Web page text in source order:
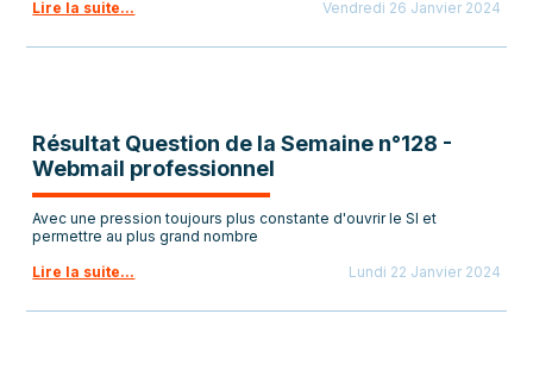
Lire la suite... Vendredi 26 Janvier 2024
Résultat Question de la Semaine n°128 -
Webmail professionnel
Avec une pression toujours plus constante d'ouvrir le SI et
permettre au plus grand nombre
Lire la suite...
Lundi 22 Janvier 2024